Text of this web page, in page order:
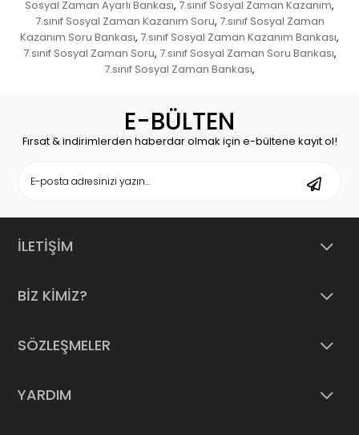
Sosyal Zaman Ayarlı Bankası, 7.sınıf Sosyal Zaman Kazanım,
7.sınıf Sosyal Zaman Kazanım Soru, 7.sınıf Sosyal Zaman
Kazanım Soru Bankası, 7.sınıf Sosyal Zaman Kazanım Bankası,
7.sınıf Sosyal Zaman Soru, 7.sınıf Sosyal Zaman Soru Bankası,
7.sınıf Sosyal Zaman Bankası,
E-BÜLTEN
Fırsat & indirimlerden haberdar olmak için e-bültene kayıt ol!
İLETİŞİM
BİZ KİMİZ?
SÖZLEŞMELER
YARDIM